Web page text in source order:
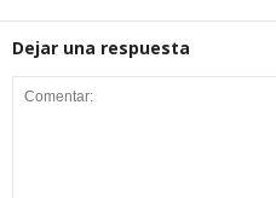
Dejar una respuesta